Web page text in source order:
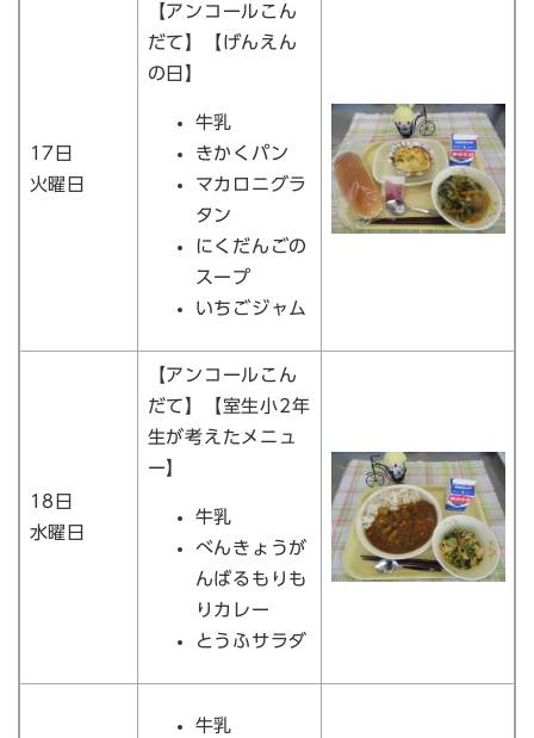
17日
火曜日
【アンコールこん
だて】【げんえん
の日】
牛乳
きかくパン
マカロニグラ
タン
にくだんごの
スープ
いちごジャム
18日
水曜日
【アンコールこん
だて】【室生小2年
生が考えたメニュ
ー】
牛乳
べんきょうが
んばるもりも
りカレー
とうふサラダ
牛乳